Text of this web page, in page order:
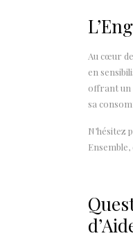
Au cœur
en
offrant un
sa
N’hésitez